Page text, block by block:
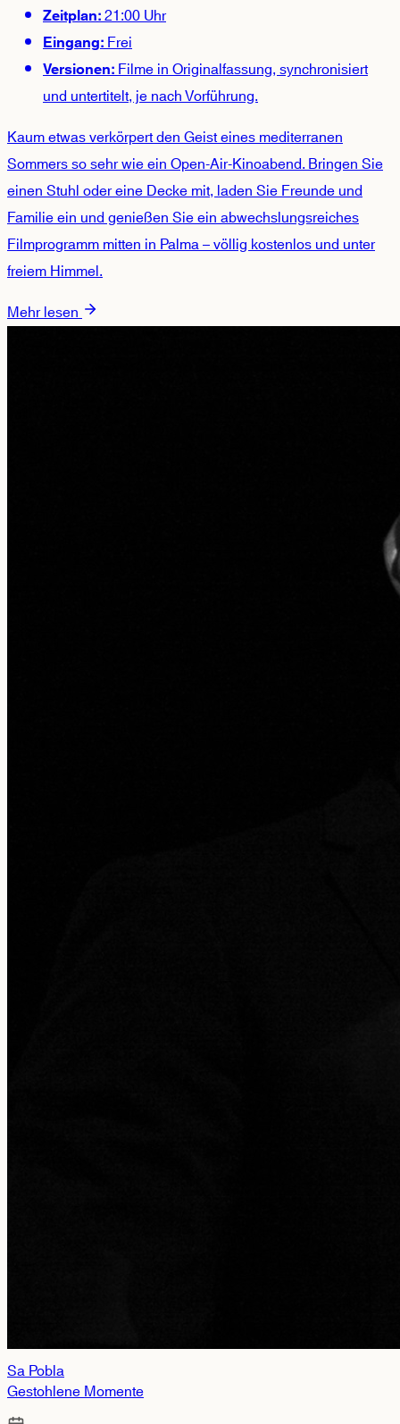
Zeitplan:21:00 Uhr
Eingang:Frei
Versionen:Filme in Originalfassung, synchronisiert
und untertitelt, je nach Vorführung.
Kaum etwas verkörpert den Geist eines mediterranen
Sommers so sehr wie ein Open-Air-Kinoabend. Bringen Sie
einen Stuhl oder eine Decke mit, laden Sie Freunde und
Familie ein und genießen Sie ein abwechslungsreiches
Filmprogramm mitten in Palma – völlig kostenlos und unter
freiem Himmel.
Mehr lesen
Sa Pobla
Gestohlene Momente